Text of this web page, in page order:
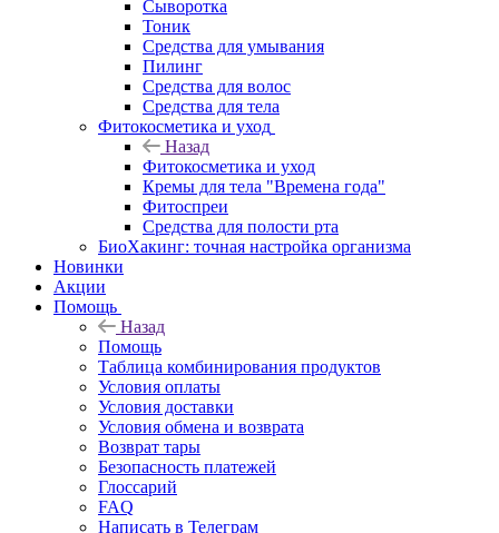
Сыворотка
Тоник
Средства для умывания
Пилинг
Средства для волос
Средства для тела
Фитокосметика и уход
Назад
Фитокосметика и уход
Кремы для тела "Времена года"
Фитоспреи
Средства для полости рта
БиоХакинг: точная настройка организма
Новинки
Акции
Помощь
Назад
Помощь
Таблица комбинирования продуктов
Условия оплаты
Условия доставки
Условия обмена и возврата
Возврат тары
Безопасность платежей
Глоссарий
FAQ
Написать в Телеграм